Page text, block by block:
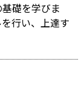
礎を学びま
行い、上達す